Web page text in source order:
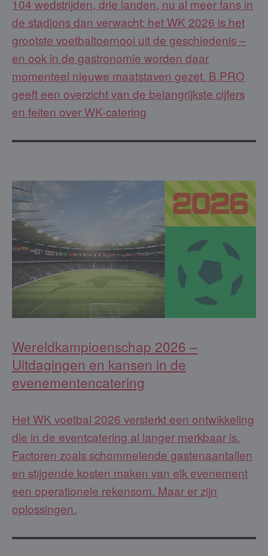
104 wedstrijden, drie landen, nu al meer fans in
de stadions dan verwacht: het WK 2026 is het
grootste voetbaltoernooi uit de geschiedenis –
en ook in de gastronomie worden daar
momenteel nieuwe maatstaven gezet. B.PRO
geeft een overzicht van de belangrijkste cijfers
en feiten over WK-catering
Wereldkampioenschap 2026 –
Uitdagingen en kansen in de
evenementencatering
Het WK voetbal 2026 versterkt een ontwikkeling
die in de eventcatering al langer merkbaar is.
Factoren zoals schommelende gastenaantallen
en stijgende kosten maken van elk evenement
een operationele rekensom. Maar er zijn
oplossingen.